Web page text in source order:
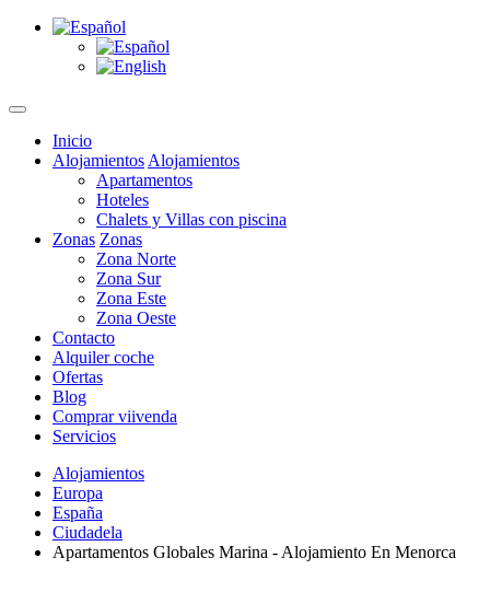
Inicio
Alojamientos Alojamientos
Apartamentos
Hoteles
Chalets y Villas con piscina
Zonas Zonas
Zona Norte
Zona Sur
Zona Este
Zona Oeste
Contacto
Alquiler coche
Ofertas
Blog
Comprar viivenda
Servicios
Alojamientos
Europa
España
Ciudadela
Apartamentos Globales Marina - Alojamiento En Menorca